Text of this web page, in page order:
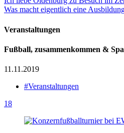
Was macht eigentlich eine
Veranstaltungen
Fußball, zusammenkommen &
11.11.2019
#Veranstaltungen
18